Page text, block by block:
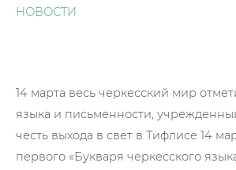
НОВОСТИ
14 марта весь черкесский мир
языка и письменности,
честь выхода в свет в Тифлисе 14
первого «Букваря черкесского